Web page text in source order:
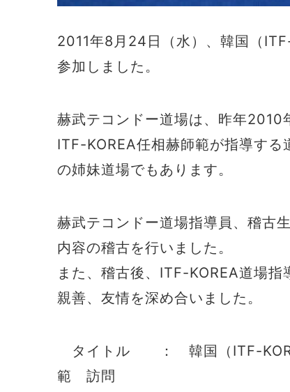
2011年8月24日（水）、韓国（
参加しました。
赫武テコンドー道場は、昨年2010
ITF-KOREA任相赫師範が指導す
の姉妹道場でもあります。
赫武テコンドー道場指導員、稽古
内容の稽古を行いました。
また、稽古後、ITF-KOREA道場
親善、友情を深め合いました。
タイトル ： 韓国（ITF-
範 訪問